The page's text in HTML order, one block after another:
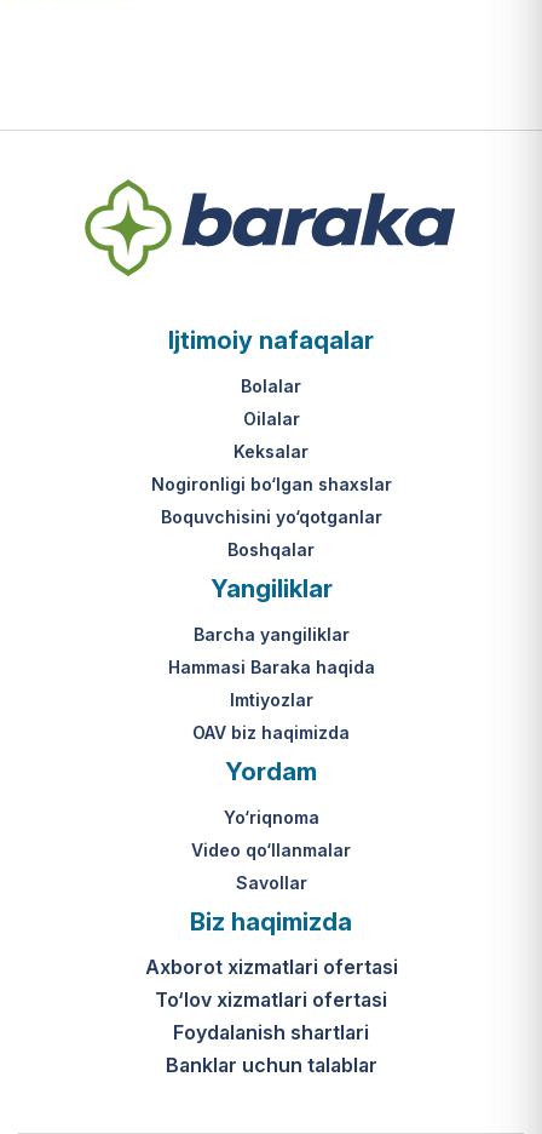
Ijtimoiy nafaqalar
Bolalar
Oilalar
Keksalar
Nogironligi bo‘lgan shaxslar
Boquvchisini yo‘qotganlar
Boshqalar
Yangiliklar
Barcha yangiliklar
Hammasi Baraka haqida
Imtiyozlar
OAV biz haqimizda
Yordam
Yo‘riqnoma
Video qo‘llanmalar
Savollar
Biz haqimizda
Axborot xizmatlari ofertasi
To‘lov xizmatlari ofertasi
Foydalanish shartlari
Banklar uchun talablar